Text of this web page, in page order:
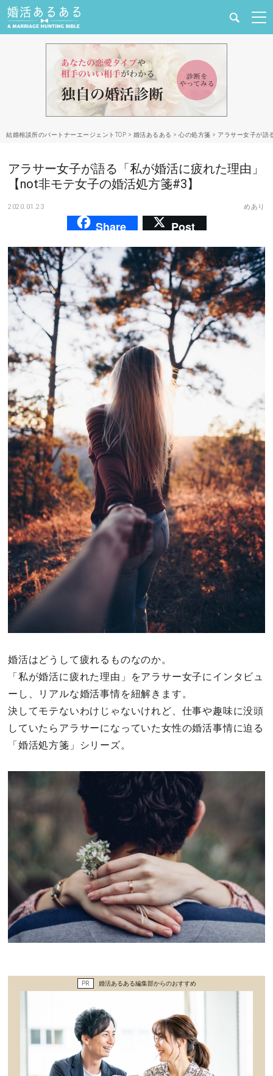
合コン・街コン
マッチングアプリ
あるある
その他
ドキドキ
仕事とキャリア
特集
占い・診断
ファッション・美容
グルメ
趣味・旅行
セックスライフ
不倫・だめ男
心の処方箋
カルチャー・トレンド・芸能
驚き
結婚相談所のパートナーエージェントTOP > 婚活あるある > 心の処方箋 > アラサー女子が語
アラサー女子が語る「私が婚活に疲れた理由」
【not非モテ女子の婚活処方箋#3】
2020.01.23 めあり
Share Post
婚活はどうして疲れるものなのか。
「私が婚活に疲れた理由」をアラサー女子にインタビュ
ーし、リアルな婚活事情を紐解きます。
決してモテないわけじゃないけれど、仕事や趣味に没頭
していたらアラサーになっていた女性の婚活事情に迫る
「婚活処方箋」シリーズ。
PR 婚活あるある編集部からのおすすめ